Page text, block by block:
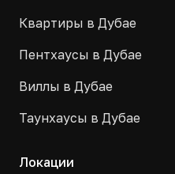
Квартиры в Дубае
Пентхаусы в Дубае
Виллы в Дубае
Таунхаусы в Дубае
Локации